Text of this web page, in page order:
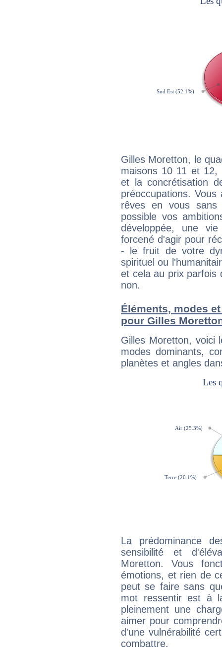
Gilles Moretton, le
maisons 10 11 et 12,
et la concrétisation
préoccupations.
rêves en vous sans
possible vos
développée, une
forcené d'agir pour
- le fruit de votre
spirituel ou
et cela au prix parfois
non.
Éléments, modes
pour Gilles
Gilles Moretton, voici
modes dominants,
planètes et angles
La prédominance
sensibilité et
Moretton. Vous
émotions, et rien de
peut se faire sans
mot ressentir est à
pleinement une
aimer pour
d'une vulnérabilité
combattre.